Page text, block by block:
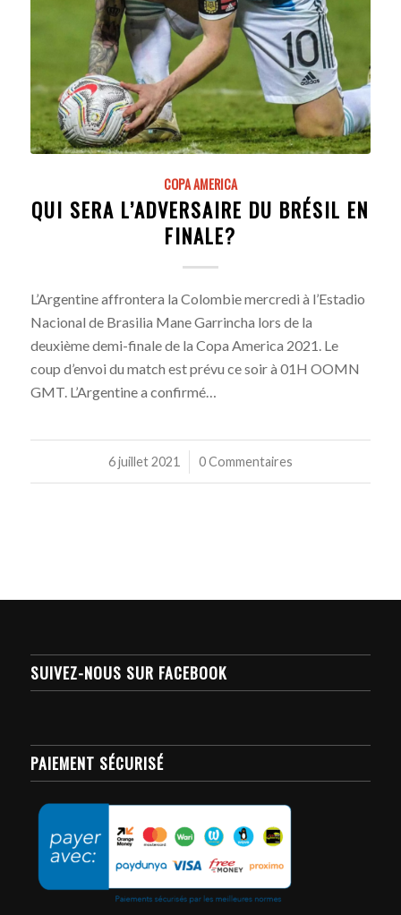
COPA AMERICA
QUI SERA L’ADVERSAIRE DU BRÉSIL EN
FINALE?
L’Argentine affrontera la Colombie mercredi à l’Estadio
Nacional de Brasilia Mane Garrincha lors de la
deuxième demi-finale de la Copa America 2021. Le
coup d’envoi du match est prévu ce soir à 01H OOMN
GMT. L’Argentine a confirmé…
6 juillet 2021
/ 0 Commentaires
SUIVEZ-NOUS SUR FACEBOOK
PAIEMENT SÉCURISÉ